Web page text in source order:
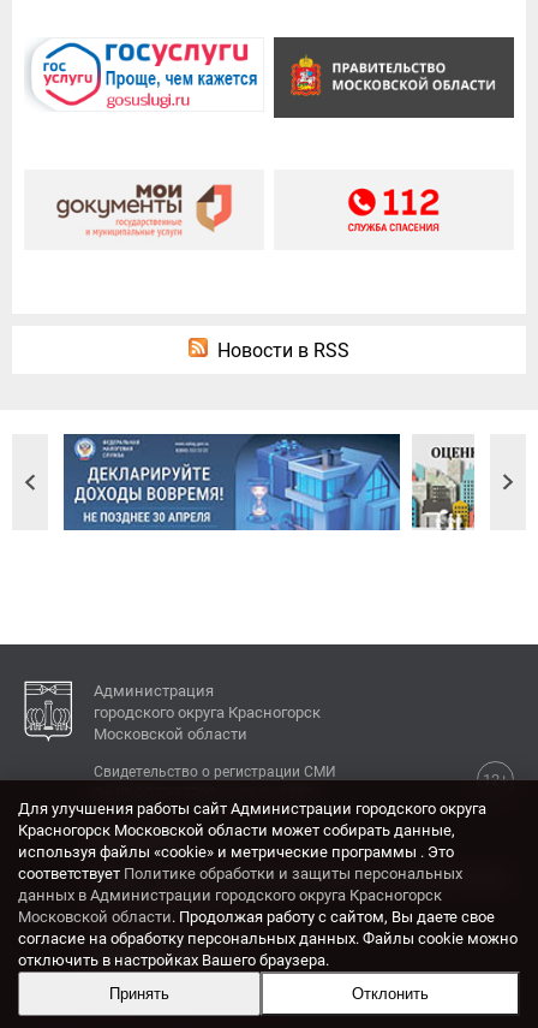
Новости в RSS
Администрация
городского округа Красногорск
Московской области
12+
Свидетельство о регистрации СМИ
КОНТАКТЫ
Адрес: 143404, Московская область, г. Красногорск,
ул. Ленина, дом 4.
Электронная почта:
krasrn@mosreg.ru
Разработка и поддержка сайта ADN
Для улучшения работы сайт Администрации городского округа
Красногорск Московской области может собирать данные,
используя файлы «cookie» и метрические программы . Это
соответствует Политике обработки и защиты персональных
данных в Администрации городского округа Красногорск
Московской области. Продолжая работу с сайтом, Вы даете свое
согласие на обработку персональных данных. Файлы cookie можно
отключить в настройках Вашего браузера.
Принять
Отклонить